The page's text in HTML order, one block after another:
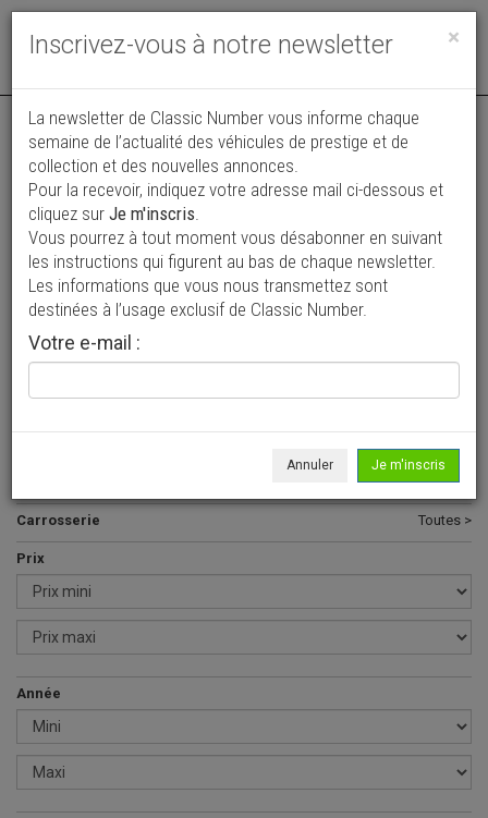
Toggle
Vos annonces vues par
plus de 4 millions de collectionneurs
Ajouter une annonce
> Rechercher un véhicule
Tous >
Carrosserie Toutes >
Prix
Année
×
Inscrivez-vous à notre newsletter
La newsletter de Classic Number vous informe chaque
semaine de l’actualité des véhicules de prestige et de
collection et des nouvelles annonces.
Pour la recevoir, indiquez votre adresse mail ci-dessous et
cliquez sur Je m'inscris.
Vous pourrez à tout moment vous désabonner en suivant
les instructions qui figurent au bas de chaque newsletter.
Les informations que vous nous transmettez sont
destinées à l’usage exclusif de Classic Number.
Votre e-mail :
Annuler Je m'inscris